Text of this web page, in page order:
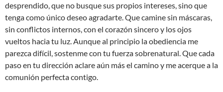
desprendido, que no busque sus propios intereses, sino que
tenga como único deseo agradarte. Que camine sin máscaras,
sin conflictos internos, con el corazón sincero y los ojos
vueltos hacia tu luz. Aunque al principio la obediencia me
parezca difícil, sostenme con tu fuerza sobrenatural. Que cada
paso en tu dirección aclare aún más el camino y me acerque a la
comunión perfecta contigo.